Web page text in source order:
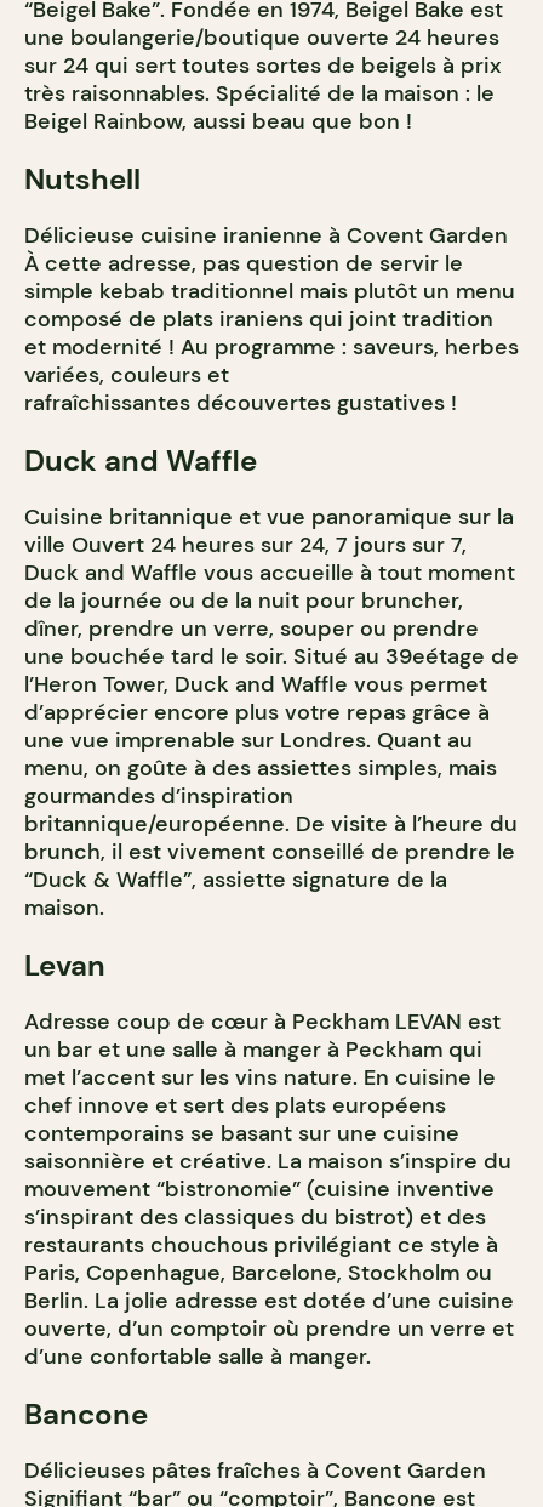
“Beigel Bake”. Fondée en 1974, Beigel Bake est
une boulangerie/boutique ouverte 24 heures
sur 24 qui sert toutes sortes de beigels à prix
très raisonnables. Spécialité de la maison : le
Beigel Rainbow, aussi beau que bon !
Nutshell
Délicieuse cuisine iranienne à Covent Garden
À cette adresse, pas question de servir le
simple kebab traditionnel mais plutôt un menu
composé de plats iraniens qui joint tradition
et modernité ! Au programme : saveurs, herbes
variées, couleurs et
rafraîchissantes découvertes gustatives !
Duck and Waffle
Cuisine britannique et vue panoramique sur la
ville Ouvert 24 heures sur 24, 7 jours sur 7,
Duck and Waffle vous accueille à tout moment
de la journée ou de la nuit pour bruncher,
dîner, prendre un verre, souper ou prendre
une bouchée tard le soir. Situé au 39eétage de
l’Heron Tower, Duck and Waffle vous permet
d’apprécier encore plus votre repas grâce à
une vue imprenable sur Londres. Quant au
menu, on goûte à des assiettes simples, mais
gourmandes d’inspiration
britannique/européenne. De visite à l’heure du
brunch, il est vivement conseillé de prendre le
“Duck & Waffle”, assiette signature de la
maison.
Levan
Adresse coup de cœur à Peckham LEVAN est
un bar et une salle à manger à Peckham qui
met l’accent sur les vins nature. En cuisine le
chef innove et sert des plats européens
contemporains se basant sur une cuisine
saisonnière et créative. La maison s’inspire du
mouvement “bistronomie” (cuisine inventive
s’inspirant des classiques du bistrot) et des
restaurants chouchous privilégiant ce style à
Paris, Copenhague, Barcelone, Stockholm ou
Berlin. La jolie adresse est dotée d’une cuisine
ouverte, d’un comptoir où prendre un verre et
d’une confortable salle à manger.
Bancone
Délicieuses pâtes fraîches à Covent Garden
Signifiant “bar” ou “comptoir”, Bancone est